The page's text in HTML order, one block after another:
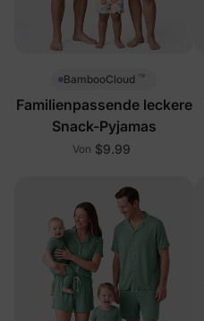
BambooCloud ™
Familienpassende leckere
Snack-Pyjamas
Von $9.99